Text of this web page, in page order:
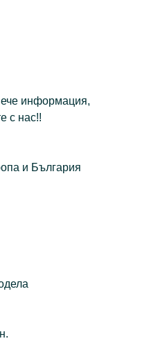
информация,
с нас!!
и България